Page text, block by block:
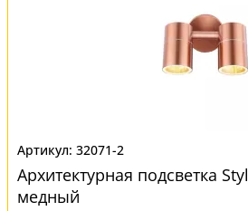
32071-2
Архитектурная подсветка
медный